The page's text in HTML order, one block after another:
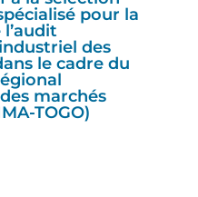
pour la
des
le cadre du
marchés
TOGO)